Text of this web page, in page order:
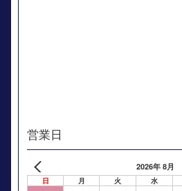
営業日
2026年 8月
日 月 火 水